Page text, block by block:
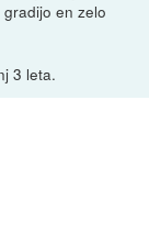
en zelo
3 leta.